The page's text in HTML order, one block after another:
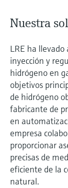
Nuestra
LRE ha
inyección y
hidrógeno en
objetivos
de hidrógeno
fabricante de
en
empresa
proporcionar
precisas de
eficiente de la
natural.